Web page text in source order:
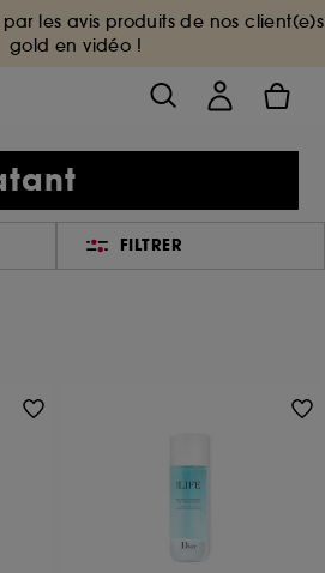
par les avis produits de nos client(e)s
gold en vidéo !
FILTRER